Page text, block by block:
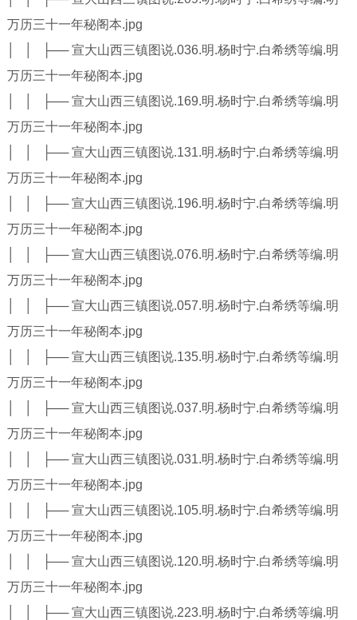
万历三十一年秘阁本.jpg
│ │ ├── 宣大山西三镇图说.036.明.杨时宁.白希绣等编.明
万历三十一年秘阁本.jpg
│ │ ├── 宣大山西三镇图说.169.明.杨时宁.白希绣等编.明
万历三十一年秘阁本.jpg
│ │ ├── 宣大山西三镇图说.131.明.杨时宁.白希绣等编.明
万历三十一年秘阁本.jpg
│ │ ├── 宣大山西三镇图说.196.明.杨时宁.白希绣等编.明
万历三十一年秘阁本.jpg
│ │ ├── 宣大山西三镇图说.076.明.杨时宁.白希绣等编.明
万历三十一年秘阁本.jpg
│ │ ├── 宣大山西三镇图说.057.明.杨时宁.白希绣等编.明
万历三十一年秘阁本.jpg
│ │ ├── 宣大山西三镇图说.135.明.杨时宁.白希绣等编.明
万历三十一年秘阁本.jpg
│ │ ├── 宣大山西三镇图说.037.明.杨时宁.白希绣等编.明
万历三十一年秘阁本.jpg
│ │ ├── 宣大山西三镇图说.031.明.杨时宁.白希绣等编.明
万历三十一年秘阁本.jpg
│ │ ├── 宣大山西三镇图说.105.明.杨时宁.白希绣等编.明
万历三十一年秘阁本.jpg
│ │ ├── 宣大山西三镇图说.120.明.杨时宁.白希绣等编.明
万历三十一年秘阁本.jpg
│ │ ├── 宣大山西三镇图说.223.明.杨时宁.白希绣等编.明